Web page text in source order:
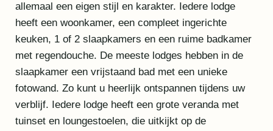
allemaal een eigen stijl en karakter. Iedere lodge
heeft een woonkamer, een compleet ingerichte
keuken, 1 of 2 slaapkamers en een ruime badkamer
met regendouche. De meeste lodges hebben in de
slaapkamer een vrijstaand bad met een unieke
fotowand. Zo kunt u heerlijk ontspannen tijdens uw
verblijf. Iedere lodge heeft een grote veranda met
tuinset en loungestoelen, die uitkijkt op de